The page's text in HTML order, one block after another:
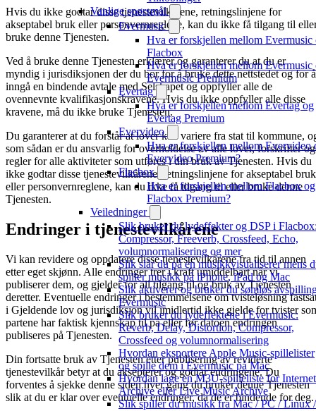
Vanlige spørsmål
Evermusic
Hva er forskjellen mellom Evermusic
Flacbox
Hva er forskjellen mellom Evermusic
Evermusic Premium
Evertag
Hva er forskjellen mellom Evertag og
Evertag Premium
Evervideo
Hva er forskjellen mellom Evervideo
Evervideo Premium?
Flacbox
Hva er forskjellen mellom Flacbox og
Flacbox Premium?
Veiledninger
Slik bruker du lydeffekter og DSP i
Compressor, Freeverb, Crossfeed, Echo,
volumnormalisering og mer
Slik slår du på en musikkvisualiserer mens
spiller musikk på iPhone, iPad og Mac
Slik aktiverer og bruker du sømløs
Evermusic
Slik bruker du lydeffektene i Evermusic:
Reverb, Delay, Distortion, Compressor,
Crossfeed og volumnormalisering
Hvordan eksportere Apple Music-spillelister
og spille dem i Evermusic på Mac
Hvordan lage en M3U-spilleliste for Internet
Archive eller Live Music Archive
Slik spiller du musikk fra Mac / PC / Linux /
Hvis du ikke godtar disse tjenestevilkårene, retningslinjene for
akseptabel bruk eller personvernreglene, kan du ikke få tilgang til
bruke denne Tjenesten.
Ved å bruke denne Tjenesten erklærer og garanterer du at du er
myndig i jurisdiksjonen der du bor for å bruke dette nettstedet og for å
inngå en bindende avtale med Selskapet og oppfyller alle de
ovennevnte kvalifikasjonskravene. Hvis du ikke oppfyller alle disse
kravene, må du ikke bruke Tjenesten.
Du garanterer at du forstår at lover kan variere fra stat til kommune,
som sådan er du ansvarlig for overholdelse av alle lover, forskrifter og
regler for alle aktiviteter som utføres i din bruk av Tjenesten. Hvis du
ikke godtar disse tjenestevilkårene, retningslinjene for akseptabel bruk
eller personvernreglene, kan du ikke få tilgang til eller bruke denne
Tjenesten.
Endringer i tjenestevilkårene
Vi kan revidere og oppdatere disse tjenestevilkårene fra tid til annen
etter eget skjønn. Alle endringer trer i kraft umiddelbart når vi
publiserer dem, og gjelder for all tilgang til og bruk av Tjenesten
deretter. Eventuelle endringer i bestemmelsene om tvisteløsning
i Gjeldende lov og jurisdiksjon vil imidlertid ikke gjelde for tvister
partene har faktisk kjennskap til på eller før datoen endringen
publiseres på Tjenesten.
Din fortsatte bruk av Tjenesten etter publisering av reviderte
tjenestevilkår betyr at du aksepterer og godtar endringene. Du
forventes å sjekke denne siden hver gang du bruker denne Tjenesten
slik at du er klar over eventuelle endringer, da de er bindende for deg.